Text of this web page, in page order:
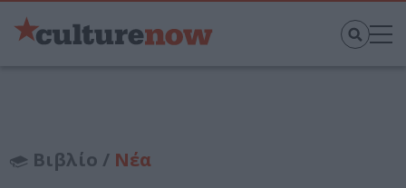
Βιβλίο / Νέα